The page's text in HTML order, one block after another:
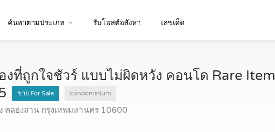
ค้นหาตามประเภท รับโพสต์อสังหา เลขเด็ด
งที่ถูกใจชัวร์ แบบไม่ผิดหวัง คอนโด Rare Item
ขาย For Sale condominium
คลองสาน กรุงเทพมหานคร 10600